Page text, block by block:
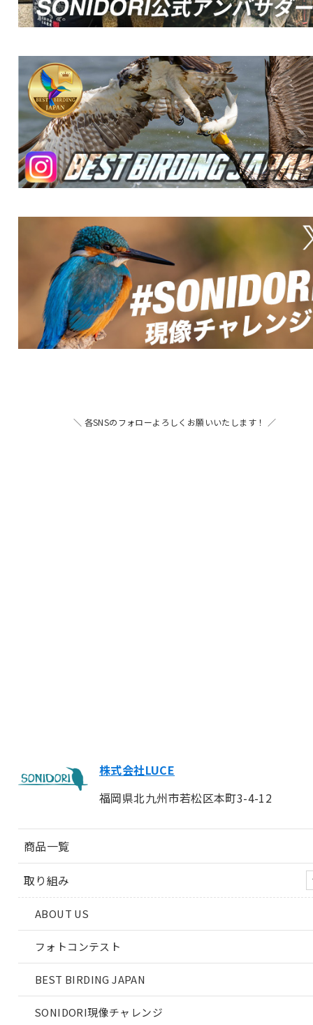
＼ 各SNSのフォローよろしくお願いいたします！ ／
株式会社LUCE
福岡県北九州市若松区本町3-4-12
商品一覧
取り組み
ABOUT US
フォトコンテスト
BEST BIRDING JAPAN
SONIDORI現像チャレンジ